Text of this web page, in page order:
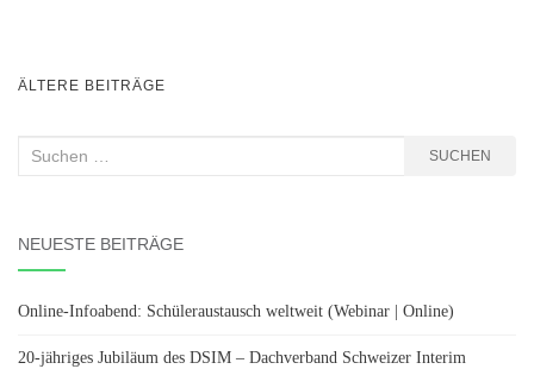
BEITRAGSNAVIGATION
ÄLTERE BEITRÄGE
Suchen
SUCHEN
NEUESTE BEITRÄGE
Online-Infoabend: Schüleraustausch weltweit (Webinar | Online)
20-jähriges Jubiläum des DSIM – Dachverband Schweizer Interim